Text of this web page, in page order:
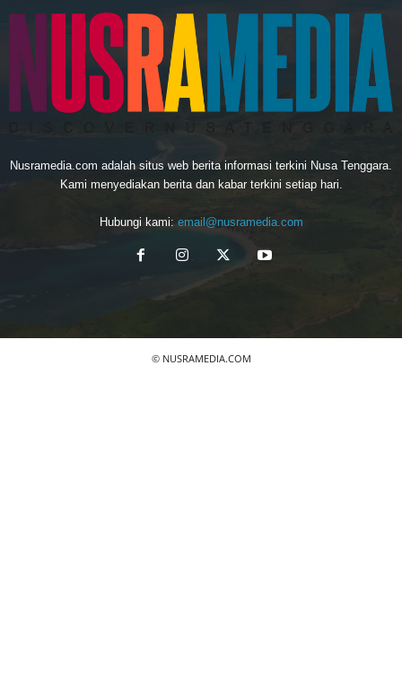
Nusramedia.com adalah situs web berita informasi terkini Nusa Tenggara.
Kami menyediakan berita dan kabar terkini setiap hari.
Hubungi kami: email@nusramedia.com
© NUSRAMEDIA.COM